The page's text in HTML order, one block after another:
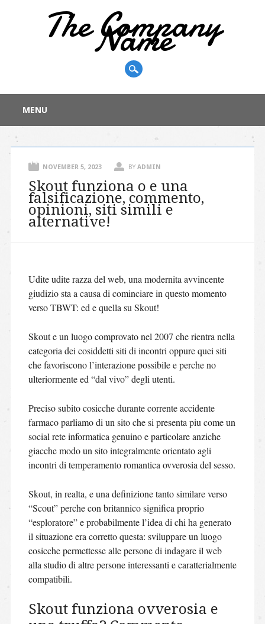
The Company
Name
Main menu
content
MENU
NOVEMBER 5, 2023 BY ADMIN
Skout funziona o e una
falsificazione, commento,
opinioni, siti simili e
alternative!
Udite udite razza del web, una modernita avvincente
giudizio sta a causa di cominciare in questo momento
verso TBWT: ed e quella su Skout!
Skout e un luogo comprovato nel 2007 che rientra nella
categoria dei cosiddetti siti di incontri oppure quei siti
che favoriscono l’interazione possibile e perche no
ulteriormente ed “dal vivo” degli utenti.
Preciso subito cosicche durante corrente accidente
farmaco parliamo di un sito che si presenta piu come un
social rete informatica genuino e particolare anziche
giacche modo un sito integralmente orientato agli
incontri di temperamento romantica ovverosia del sesso.
Skout, in realta, e una definizione tanto similare verso
“Scout” perche con britannico significa proprio
“esploratore” e probabilmente l’idea di chi ha generato
il situazione era corretto questa: sviluppare un luogo
cosicche permettesse alle persone di indagare il web
alla studio di altre persone interessanti e caratterialmente
compatibili.
Skout funziona ovverosia e